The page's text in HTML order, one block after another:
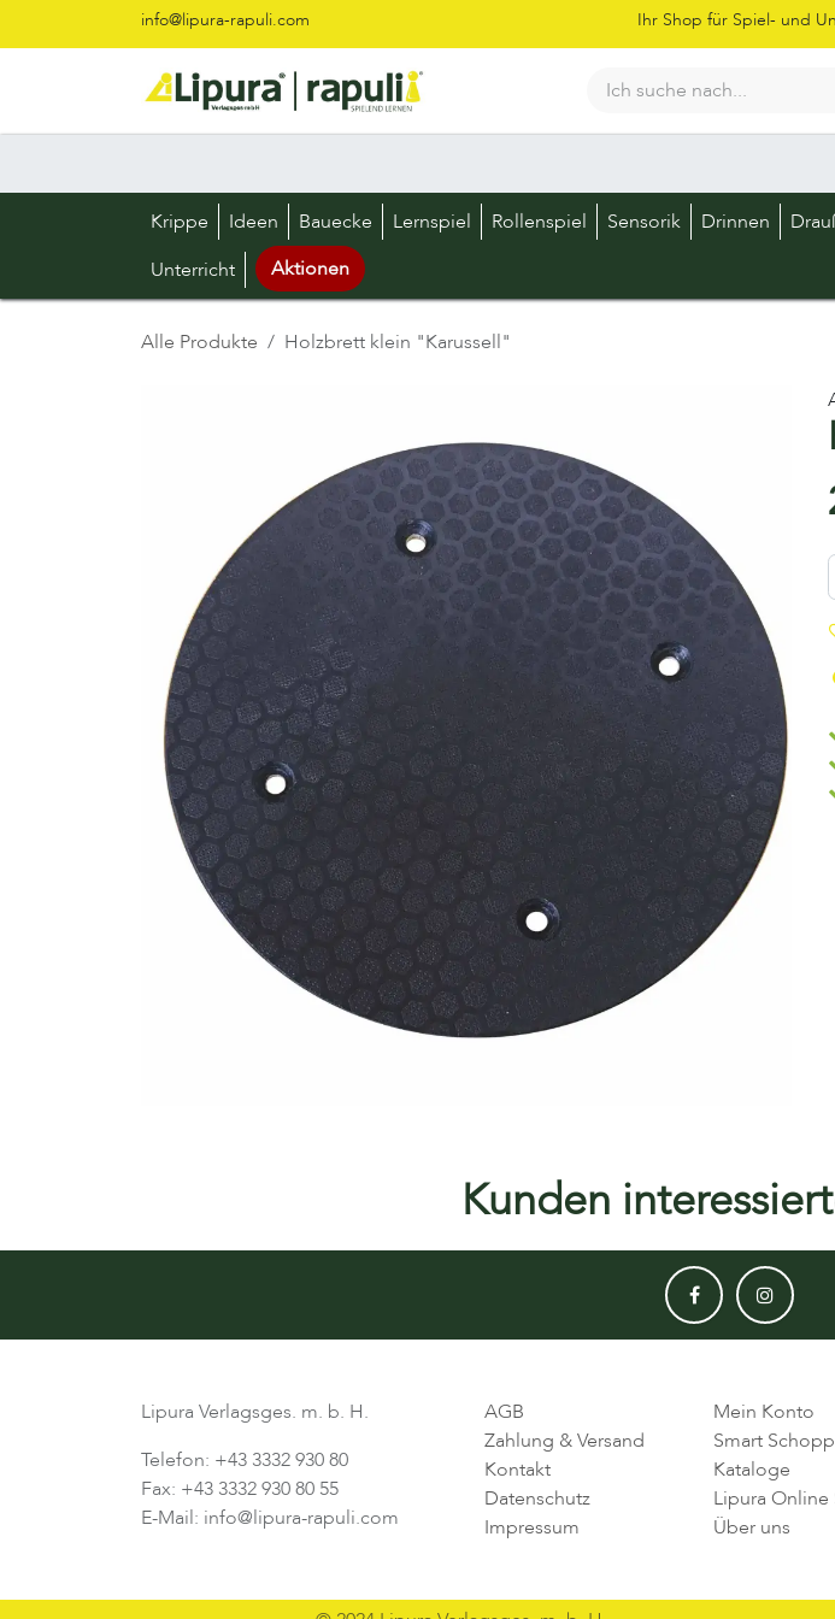
Zum Inhalt springeninfo@lipura-rapuli.com Ihr Shop für Spiel- und
Krippe Ideen Bauecke Lernspiel Rollenspiel Sensorik Drinnen
Unterricht
Aktionen
Alle Produkte Holzbrett klein "Karussell"
Kunden
Lipura Verlagsges. m. b. H.
Telefon: +43 3332 930 80
Fax: +43 3332 930 80 55
E-Mail: info@lipura-rapuli.com
AGB
Zahlung & Versand
Kontakt
Datenschutz
Impressum
Mein Konto
Smart
Kataloge
Lipura Online
Über uns